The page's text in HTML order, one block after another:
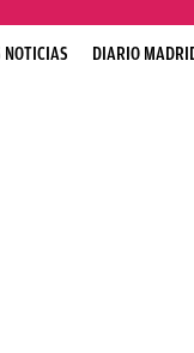
DIARIO